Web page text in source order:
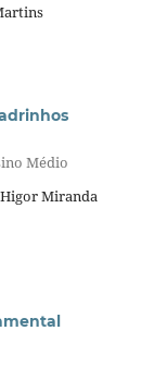
Médio
Miranda